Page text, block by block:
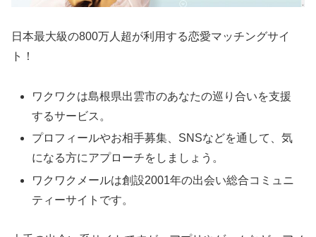
日本最大級の800万人超が利用する恋愛マッチングサイ
ト！
ワクワクは島根県出雲市のあなたの巡り合いを支援
するサービス。
プロフィールやお相手募集、SNSなどを通して、気
になる方にアプローチをしましょう。
ワクワクメールは創設2001年の出会い総合コミュニ
ティーサイトです。